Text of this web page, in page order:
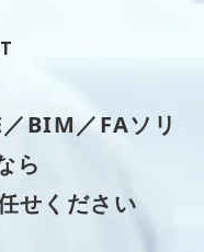
BIM／FAソリ
ら
せください